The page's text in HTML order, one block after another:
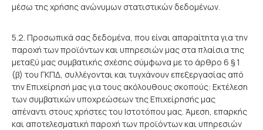
μέσω της χρήσης ανώνυμων στατιστικών δεδομένων.
5.2. Προσωπικά σας δεδομένα, που είναι απαραίτητα για την
παροχή των προϊόντων και υπηρεσιών μας στα πλαίσια της
μεταξύ μας συμβατικής σχέσης σύμφωνα με το άρθρο 6 § 1
(β) του ΓΚΠΔ, συλλέγονται και τυγχάνουν επεξεργασίας από
την Επιχείρησή μας για τους ακόλουθους σκοπούς: Εκτέλεση
των συμβατικών υποχρεώσεων της Επιχείρησής μας
απέναντι στους χρήστες του Ιστοτόπου μας. Άμεση, επαρκής
και αποτελεσματική παροχή των προϊόντων και υπηρεσιών